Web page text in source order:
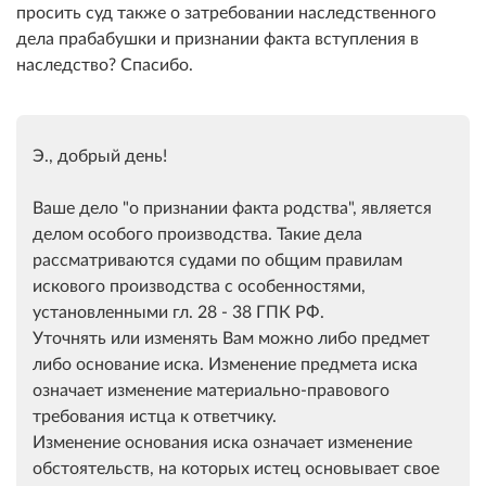
просить суд также о затребовании наследственного
дела прабабушки и признании факта вступления в
наследство? Спасибо.
Э., добрый день!
Ваше дело "о признании факта родства", является
делом особого производства. Такие дела
рассматриваются судами по общим правилам
искового производства с особенностями,
установленными гл. 28 - 38 ГПК РФ.
Уточнять или изменять Вам можно либо предмет
либо основание иска. Изменение предмета иска
означает изменение материально-правового
требования истца к ответчику.
Изменение основания иска означает изменение
обстоятельств, на которых истец основывает свое